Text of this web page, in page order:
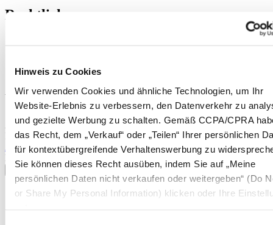
Hinweis zu Cookies
Wir verwenden Cookies und ähnliche Technologien, um Ihr
Website-Erlebnis zu verbessern, den Datenverkehr zu
und gezielte Werbung zu schalten. Gemäß CCPA/CPRA
das Recht, dem „Verkauf“ oder „Teilen“ Ihrer persönlichen
für kontextübergreifende Verhaltenswerbung zu
Sie können dieses Recht ausüben, indem Sie auf „Meine
persönlichen Daten nicht verkaufen oder weitergeben“ (Do
or Share My Personal Information) klicken oder Ihre
Rechtliches
Verkaufsbedingungen und Konditionen
Willkommen im CERTINA Club
Abonnieren Sie unseren Newsletter und erhalten Sie exklusive
Information
Anmelden
Land/Region auswählen
Sprachumschalter
Belgien